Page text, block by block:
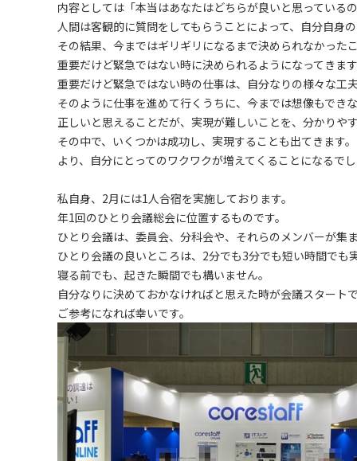
内容としては「本当はあなたはどちらが良いと思っている
人間は客観的に質問をしてもらうことによって、自分自身
その結果、今まではギリギリになるまで決められなかった
重要だけど緊急ではない時に決められるようになってきま
重要だけど緊急ではない時の仕事は、自分なりの様々な工
そのように仕事を進めて行くうちに、今までは想像もでき
正しいと思えることだが、実現が難しいことを、分かり
その中で、いくつかは成功し、実現することも出てきます。
より、自分にとってのワクワクが増えてくることになるで
私自身、2月には1人合宿を実施しております。
年1回のひとり会議総会に位置するものです。
ひとり会議は、委員会、分科会や、それらのメンバーが集
ひとり会議の良いところは、2分でも3分でも短い時間でも
寝る前でも、起きた瞬間でも構いません。
自分なりに決めておかなければと思えた時が会議スタート
ご参考になれば幸いです。